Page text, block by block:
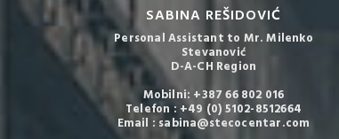
SABINA REŠIDOVIĆ
Personal Assistant to Mr. Milenko
Stevanović
D-A-CH Region
Mobilni: +387 66 802 016
Telefon : +49 (0) 5102-8512664
Email : sabina@stecocentar.com